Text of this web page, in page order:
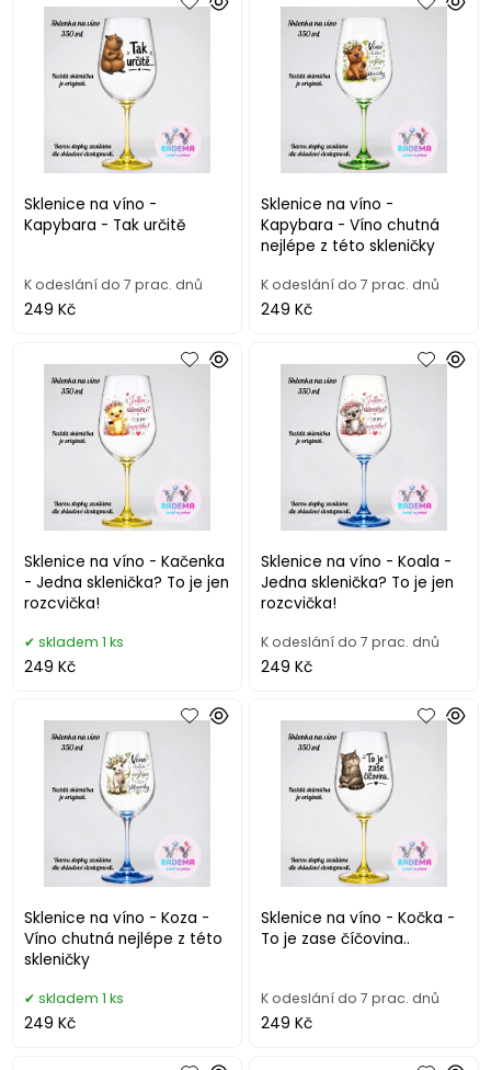
Sklenice na víno -
Kapybara - Tak určitě
K odeslání do 7 prac. dnů
249 Kč
Sklenice na víno -
Kapybara - Víno chutná
nejlépe z této skleničky
K odeslání do 7 prac. dnů
249 Kč
Sklenice na víno - Kačenka
- Jedna sklenička? To je jen
rozcvička!
skladem 1 ks
249 Kč
Sklenice na víno - Koala -
Jedna sklenička? To je jen
rozcvička!
K odeslání do 7 prac. dnů
249 Kč
Sklenice na víno - Koza -
Víno chutná nejlépe z této
skleničky
skladem 1 ks
249 Kč
Sklenice na víno - Kočka -
To je zase číčovina..
K odeslání do 7 prac. dnů
249 Kč